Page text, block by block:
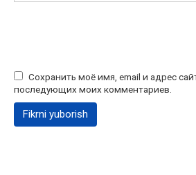
Сохранить моё имя, email и адрес
последующих моих комментариев.